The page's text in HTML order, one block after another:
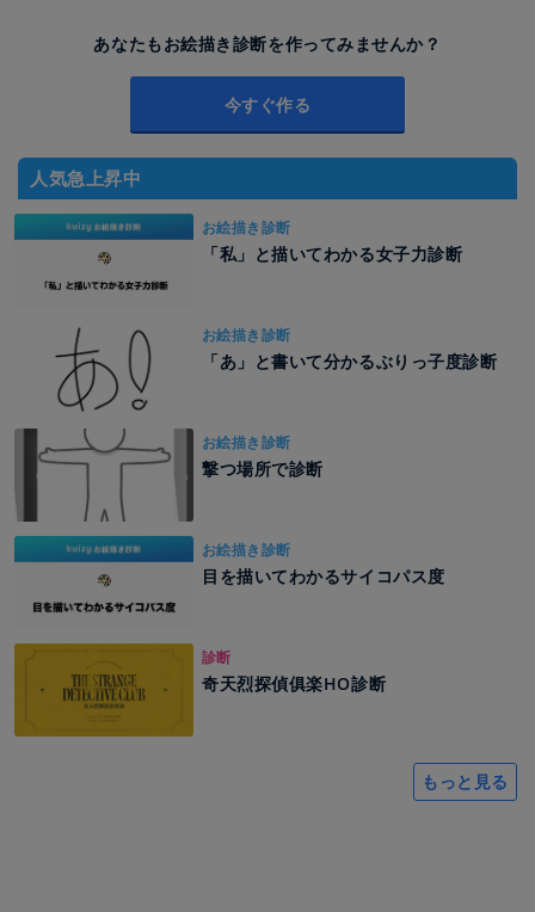
あなたもお絵描き診断を作ってみませんか？
今すぐ作る
人気急上昇中
お絵描き診断
「私」と描いてわかる女子力診断
お絵描き診断
「あ」と書いて分かるぶりっ子度診断
お絵描き診断
撃つ場所で診断
お絵描き診断
目を描いてわかるサイコパス度
診断
奇天烈探偵俱楽HO診断
もっと見る